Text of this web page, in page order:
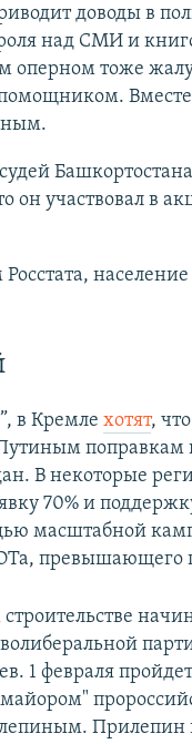
доводы в
над СМИ и
оперном тоже
Башкортостана
он участвовал в
население
в Кремлехотят,
поправкам
В некоторые
70% и
масштабной
1 февраля
Прилепин